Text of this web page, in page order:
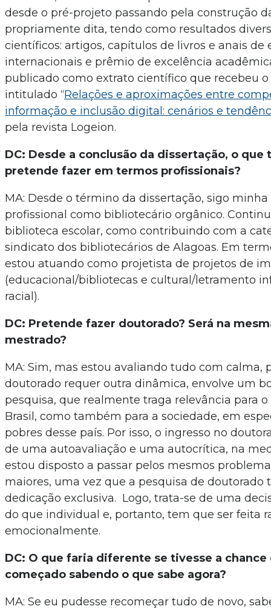
desde o pré-projeto passando pela construção
propriamente dita, tendo como resultados
científicos: artigos, capítulos de livros e anais de
internacionais e prêmio de excelência
publicado como extrato científico que recebeu
intitulado “Relações e aproximações entre
informação e inclusão digital: cenários e
pela revista Logeion.
DC: Desde a conclusão da dissertação, o
pretende fazer em termos profissionais?
MA: Desde o término da dissertação, sigo
profissional como bibliotecário orgânico.
biblioteca escolar, como contribuindo com a
sindicato dos bibliotecários de Alagoas. Em
estou atuando como projetista de projetos de
(educacional/bibliotecas e cultural/letramento
racial).
DC: Pretende fazer doutorado? Será na
mestrado?
MA: Sim, mas estou avaliando tudo com calma,
doutorado requer outra dinâmica, envolve um
pesquisa, que realmente traga relevância para o
Brasil, como também para a sociedade, em
pobres desse país. Por isso, o ingresso no
de uma autoavaliação e uma autocrítica, na
estou disposto a passar pelos mesmos
maiores, uma vez que a pesquisa de doutorado
dedicação exclusiva. Logo, trata-se de uma
do que individual e, portanto, tem que ser feita
emocionalmente.
DC: O que faria diferente se tivesse a chance
começado sabendo o que sabe agora?
MA: Se eu pudesse recomeçar tudo de novo,